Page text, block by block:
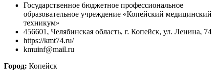
Государственное бюджетное профессиональное
образовательное учреждение «Копейский медицинский
техникум»
456601, Челябинская область, г. Копейск, ул. Ленина, 74
https://kmt74.ru/
kmuinf@mail.ru
Город: Копейск